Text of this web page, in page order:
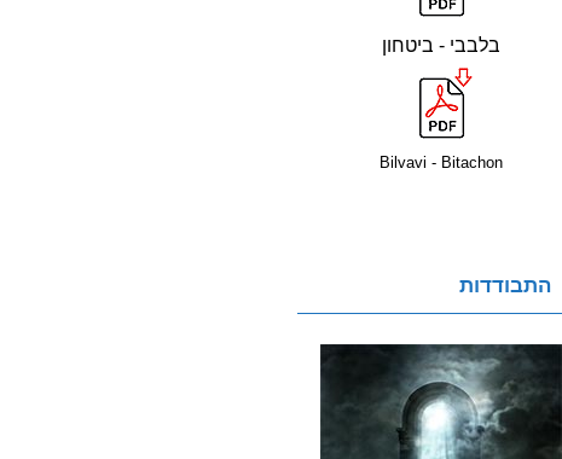
בלבבי - ביטחון
Bilvavi - Bitachon
התבודדות